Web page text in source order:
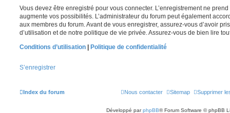
Vous devez être enregistré pour vous connecter. L’enregistrement ne
augmente vos possibilités. L’administrateur du forum peut également
aux membres du forum. Avant de vous enregistrer, assurez-vous d’avoir
d’utilisation et de notre politique de vie privée. Assurez-vous de bien lire
Conditions d’utilisation
Politique de confidentialité
S’enregistrer
Index du forum Supprimer
Sitemap
Nous contacter
Développé parphpBB® Forum Software © phpBB